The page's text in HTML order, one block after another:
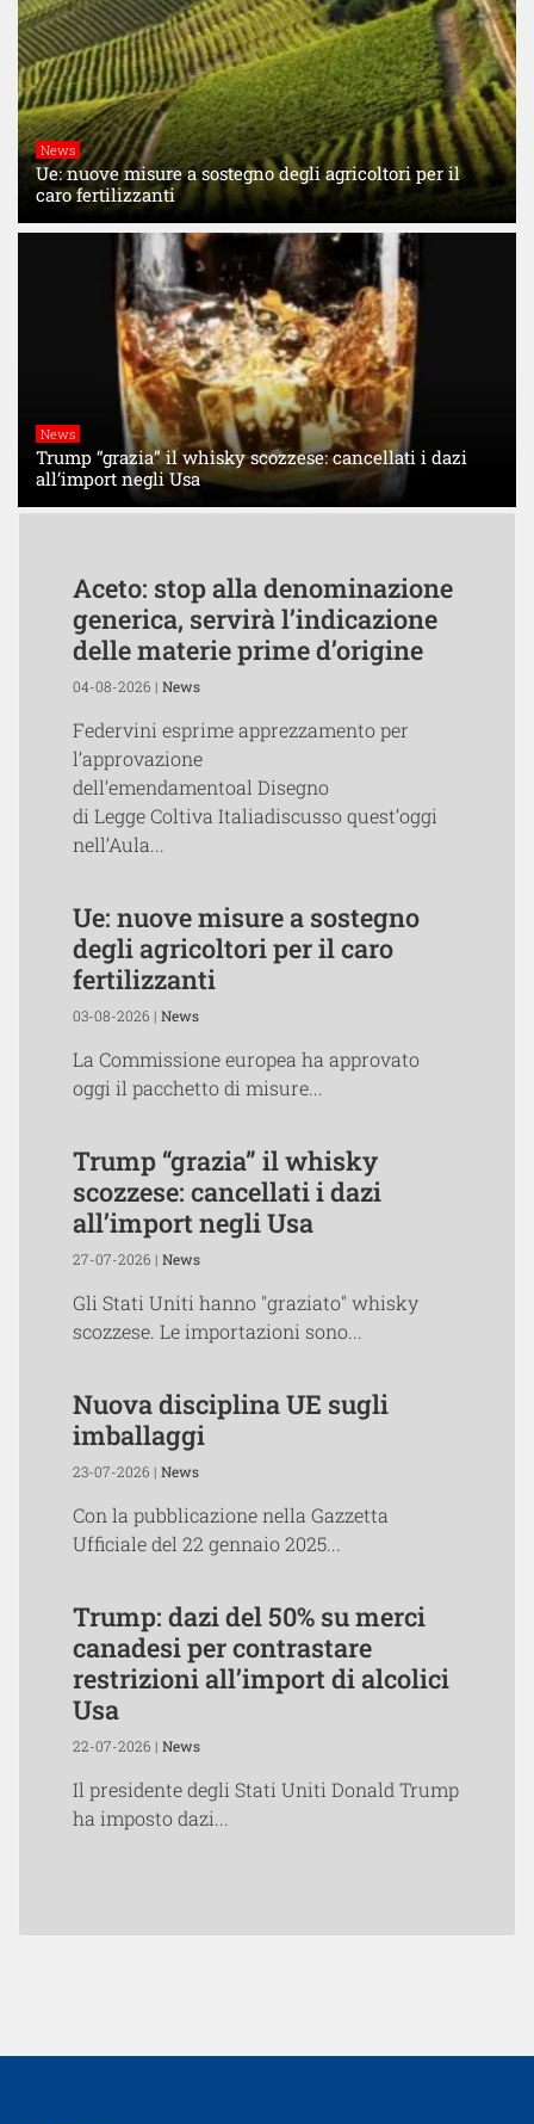
News
Ue: nuove misure a sostegno degli agricoltori per il
caro fertilizzanti
News
Trump “grazia” il whisky scozzese: cancellati i dazi
all’import negli Usa
Aceto: stop alla denominazione
generica, servirà l’indicazione
delle materie prime d’origine
04-08-2026 | News
Federvini esprime apprezzamento per
l’approvazione
dell’emendamentoal Disegno
di Legge Coltiva Italiadiscusso quest’oggi
nell’Aula...
Ue: nuove misure a sostegno
degli agricoltori per il caro
fertilizzanti
03-08-2026 | News
La Commissione europea ha approvato
oggi il pacchetto di misure...
Trump “grazia” il whisky
scozzese: cancellati i dazi
all’import negli Usa
27-07-2026 | News
Gli Stati Uniti hanno "graziato" whisky
scozzese. Le importazioni sono...
Nuova disciplina UE sugli
imballaggi
23-07-2026 | News
Con la pubblicazione nella Gazzetta
Ufficiale del 22 gennaio 2025...
Trump: dazi del 50% su merci
canadesi per contrastare
restrizioni all’import di alcolici
Usa
22-07-2026 | News
Il presidente degli Stati Uniti Donald Trump
ha imposto dazi...